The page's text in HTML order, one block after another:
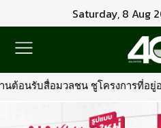
Saturday, 8 Aug
การที่อยู่อาศัยชลบุรี เชื่อมโอกาส